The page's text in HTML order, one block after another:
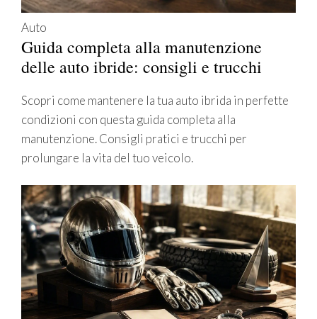
Auto
Guida completa alla manutenzione
delle auto ibride: consigli e trucchi
Scopri come mantenere la tua auto ibrida in perfette
condizioni con questa guida completa alla
manutenzione. Consigli pratici e trucchi per
prolungare la vita del tuo veicolo.